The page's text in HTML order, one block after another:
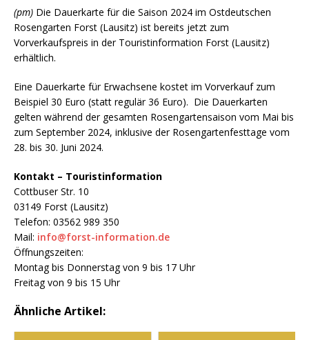
(pm) Die Dauerkarte für die Saison 2024 im Ostdeutschen
Rosengarten Forst (Lausitz) ist bereits jetzt zum
Vorverkaufspreis in der Touristinformation Forst (Lausitz)
erhältlich.
Eine Dauerkarte für Erwachsene kostet im Vorverkauf zum
Beispiel 30 Euro (statt regulär 36 Euro). Die Dauerkarten
gelten während der gesamten Rosengartensaison vom Mai bis
zum September 2024, inklusive der Rosengartenfesttage vom
28. bis 30. Juni 2024.
Kontakt – Touristinformation
Cottbuser Str. 10
03149 Forst (Lausitz)
Telefon: 03562 989 350
Mail: info@forst-information.de
Öffnungszeiten:
Montag bis Donnerstag von 9 bis 17 Uhr
Freitag von 9 bis 15 Uhr
Ähnliche Artikel: